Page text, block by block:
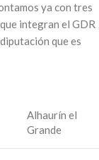
ya con tres
integran el GDR
que es
Alhaurín el
Grande